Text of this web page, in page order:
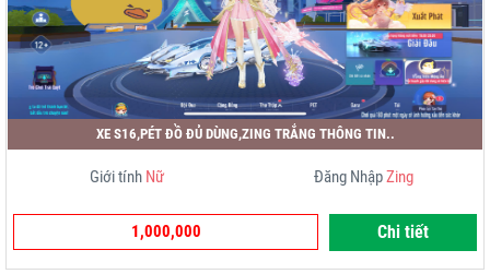
XE S16,PÉT ĐỒ ĐỦ DÙNG,ZING TRẮNG THÔNG TIN..
Giới tính Nữ Đăng NhậpZing
1,000,000 Chi tiết